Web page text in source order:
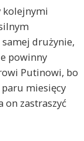
kolejnymi
drużynie,
powinny
Putinowi, bo
miesięcy
on zastraszyć